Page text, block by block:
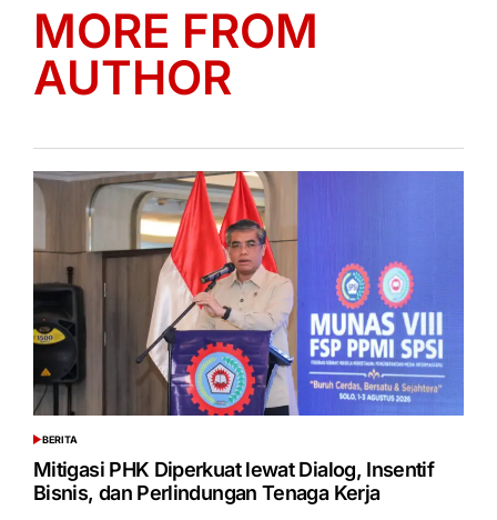
MORE FROM
AUTHOR
POSTED
IN
BERITA
Mitigasi PHK Diperkuat lewat Dialog, Insentif
Bisnis, dan Perlindungan Tenaga Kerja